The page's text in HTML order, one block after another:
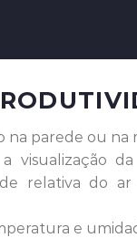
na parede ou na
visualização
relativa do
e